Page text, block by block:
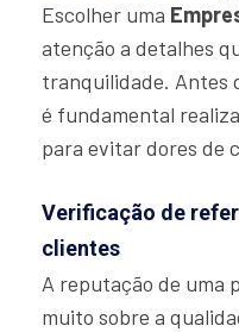
Escolher uma
atenção a detalhes
tranquilidade. Antes
é fundamental
para evitar dores de
Verificação de
clientes
A reputação de uma
muito sobre a